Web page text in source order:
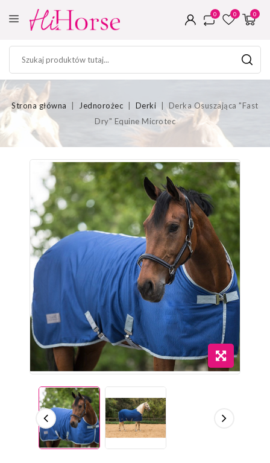
0
0
0
Strona główna Jednorożec Derki
Derka Osuszająca "Fast
Dry" Equine Microtec